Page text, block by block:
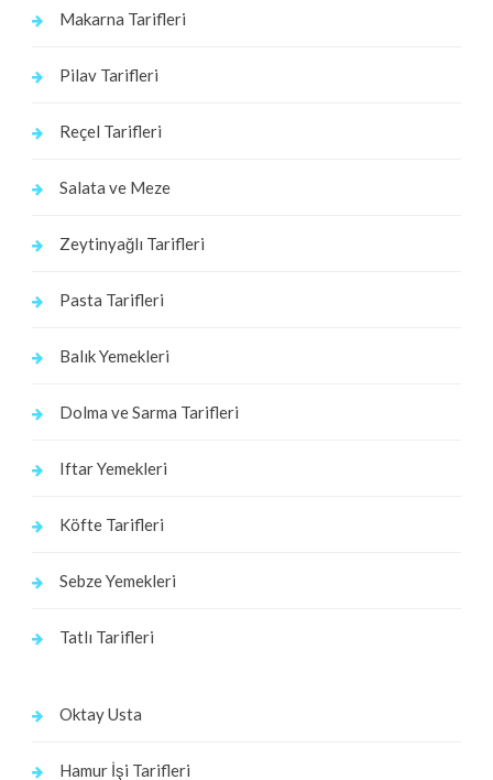
Makarna Tarifleri
Pilav Tarifleri
Reçel Tarifleri
Salata ve Meze
Zeytinyağlı Tarifleri
Pasta Tarifleri
Balık Yemekleri
Dolma ve Sarma Tarifleri
Iftar Yemekleri
Köfte Tarifleri
Sebze Yemekleri
Tatlı Tarifleri
Oktay Usta
Hamur İşi Tarifleri